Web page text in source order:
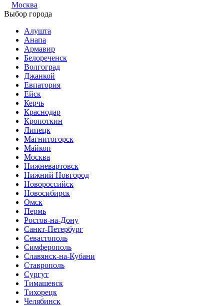
Москва
Выбор города
Алушта
Анапа
Армавир
Белореченск
Волгоград
Джанкой
Евпатория
Ейск
Керчь
Краснодар
Кропоткин
Липецк
Магнитогорск
Майкоп
Москва
Нижневартовск
Нижний Новгород
Новороссийск
Новосибирск
Омск
Пермь
Ростов-на-Дону
Санкт-Петербург
Севастополь
Симферополь
Славянск-на-Кубани
Ставрополь
Сургут
Тимашевск
Тихорецк
Челябинск